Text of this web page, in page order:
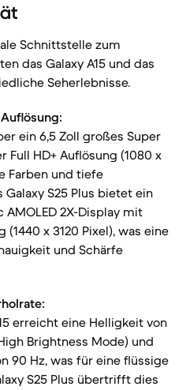
Schnittstelle zum
das Galaxy A15 und das
Seherlebnisse.
ein 6,5 Zoll großes Super
Full HD+ Auflösung (1080 x
Farben und tiefe
S25 Plus bietet ein
2X-Display mit
(1440 x 3120 Pixel), was eine
und Schärfe
erreicht eine Helligkeit von
Brightness Mode) und
90 Hz, was für eine flüssige
S25 Plus übertrifft dies